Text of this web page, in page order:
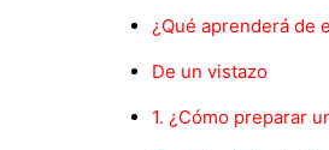
¿Qué aprenderá de
De un vistazo
1. ¿Cómo preparar